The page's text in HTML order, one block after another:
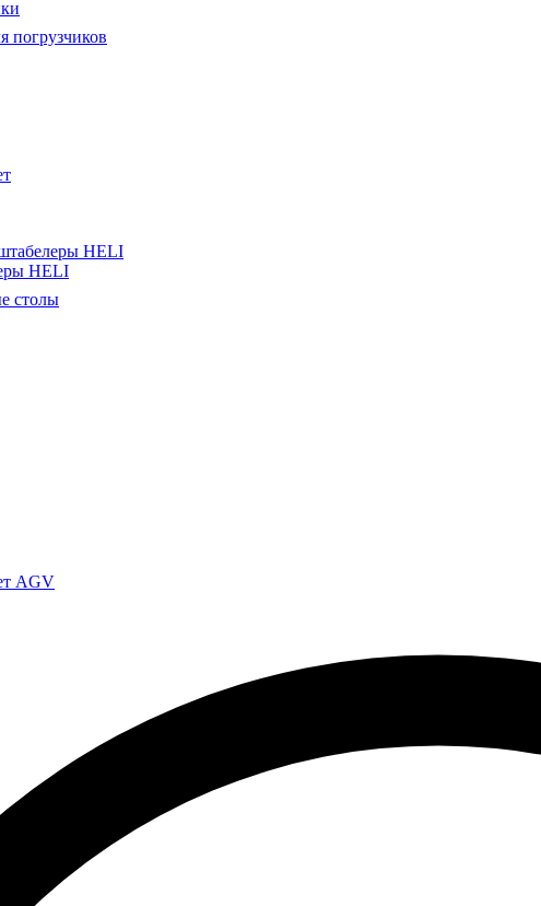
погрузчиков
HELI
HELI
столы
AGV